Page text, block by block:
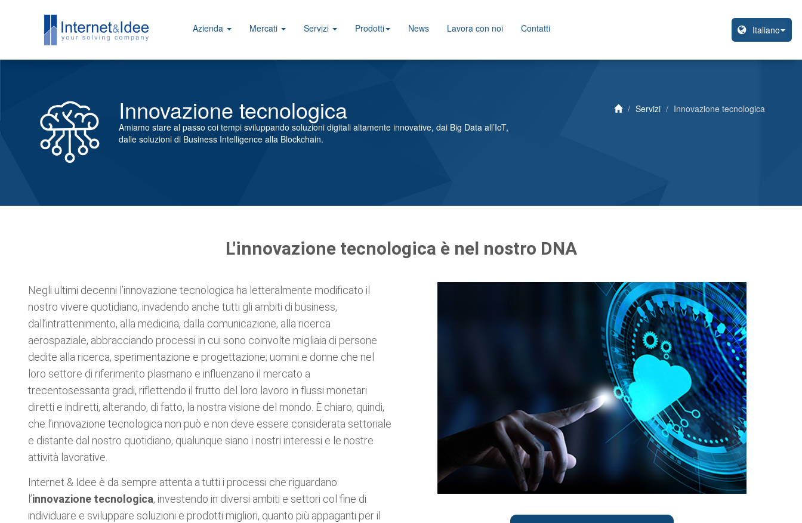
Azienda Mercati Servizi Prodotti News Lavora con noi Contatti
Innovazione tecnologica
Amiamo stare al passo coi tempi sviluppando soluzioni digitali altamente innovative, dai Big Data all’IoT,
dalle soluzioni di Business Intelligence alla Blockchain.
Servizi Innovazione tecnologica
L'innovazione tecnologica è nel nostro DNA
Negli ultimi decenni l’innovazione tecnologica ha letteralmente modificato il
nostro vivere quotidiano, invadendo anche tutti gli ambiti di business,
dall’intrattenimento, alla medicina, dalla comunicazione, alla ricerca
aerospaziale, abbracciando processi in cui sono coinvolte migliaia di persone
dedite alla ricerca, sperimentazione e progettazione; uomini e donne che nel
loro settore di riferimento plasmano e influenzano il mercato a
trecentosessanta gradi, riflettendo il frutto del loro lavoro in flussi monetari
diretti e indiretti, alterando, di fatto, la nostra visione del mondo. È chiaro, quindi,
che l’innovazione tecnologica non può e non deve essere considerata settoriale
e distante dal nostro quotidiano, qualunque siano i nostri interessi e le nostre
attività lavorative.
Internet & Idee è da sempre attenta a tutti i processi che riguardano
l’innovazione tecnologica, investendo in diversi ambiti e settori col fine di
individuare e sviluppare soluzioni e prodotti migliori, quanto più appaganti per il